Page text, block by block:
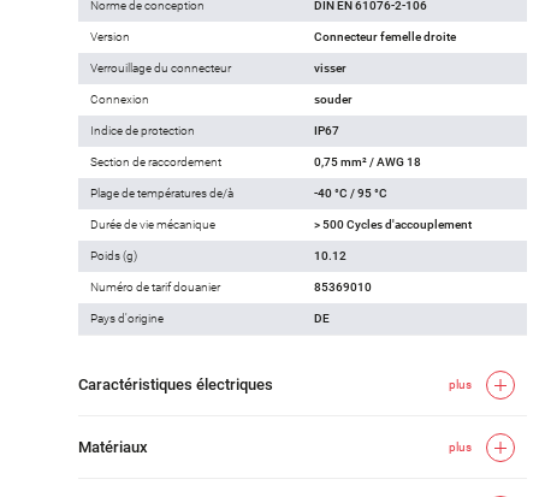
Norme de conception DIN EN 61076-2-106
Version Connecteur femelle droite
Verrouillage du connecteur visser
Connexion souder
Indice de protection IP67
Section de raccordement 0,75 mm² / AWG 18
Plage de températures de/à -40 °C / 95 °C
Durée de vie mécanique > 500 Cycles d'accouplement
Poids (g) 10.12
Numéro de tarif douanier 85369010
Pays d'origine DE
Caractéristiques électriques plus
Matériaux plus